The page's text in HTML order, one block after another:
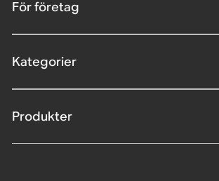
För företag
Kategorier
Produkter